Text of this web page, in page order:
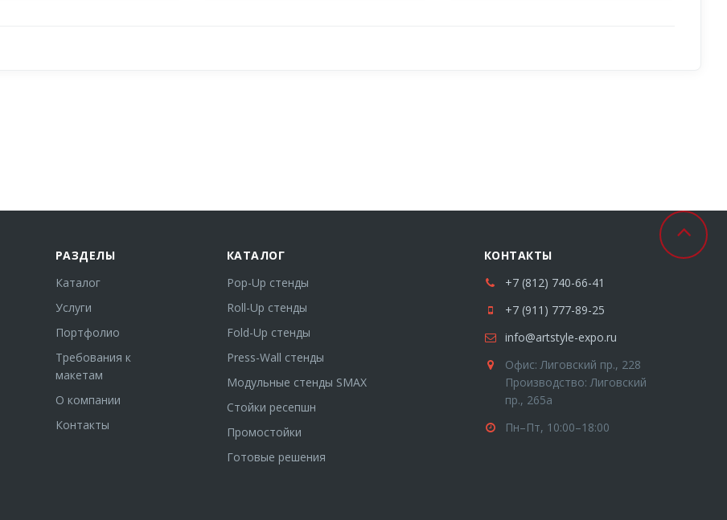
РАЗДЕЛЫ
Каталог
Услуги
Портфолио
Требования к
макетам
О компании
Контакты
КАТАЛОГ
Pop-Up стенды
Roll-Up стенды
Fold-Up стенды
Press-Wall стенды
Модульные стенды SMAX
Стойки ресепшн
Промостойки
Готовые решения
КОНТАКТЫ
+7 (812) 740-66-41
+7 (911) 777-89-25
info@artstyle-expo.ru
Офис: Лиговский пр., 228
Производство: Лиговский
пр., 265а
Пн–Пт, 10:00–18:00